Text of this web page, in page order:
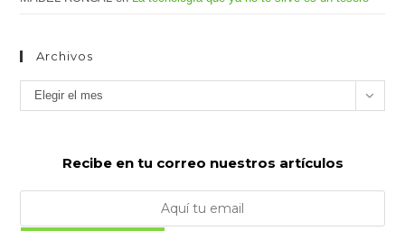
Archivos
Archivos
Elegir el mes
Recibe en tu correo nuestros artículos